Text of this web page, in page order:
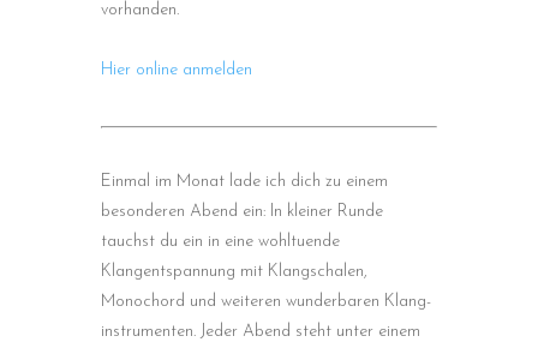
vorhanden.
Hier online anmelden
Einmal im Monat lade ich dich zu einem
besonderen Abend ein: In kleiner Runde
tauchst du ein in eine wohltuende
Klangentspannung mit Klangschalen,
Monochord und weiteren wunderbaren Klang-
instrumenten. Jeder Abend steht unter einem